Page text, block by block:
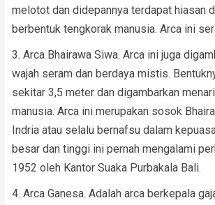
melotot dan didepannya terdapat hiasan
berbentuk tengkorak manusia. Arca ini
Arca Bhairawa Siwa. Arca ini juga
wajah seram dan berdaya mistis.
sekitar 3,5 meter dan digambarkan
manusia. Arca ini merupakan sosok
Indria atau selalu bernafsu dalam
besar dan tinggi ini pernah mengalami
1952 oleh Kantor Suaka Purbakala Bali.
Arca Ganesa. Adalah arca berkepala